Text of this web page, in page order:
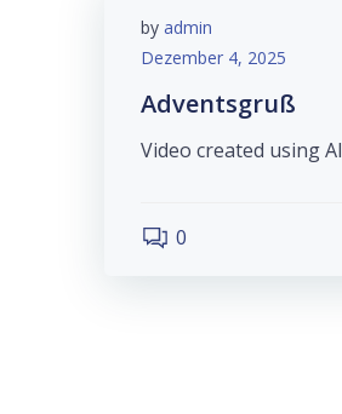
by admin
Dezember 4, 2025
Adventsgruß
Video created using AI
0